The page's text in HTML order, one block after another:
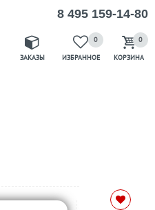
8 495 159-14-80
ЗАКАЗЫ ИЗБРАННОЕ
0
КОРЗИНА
0